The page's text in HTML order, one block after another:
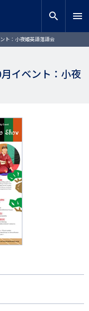
search menu
ト：小夜姫英語落語会
イベント：小夜